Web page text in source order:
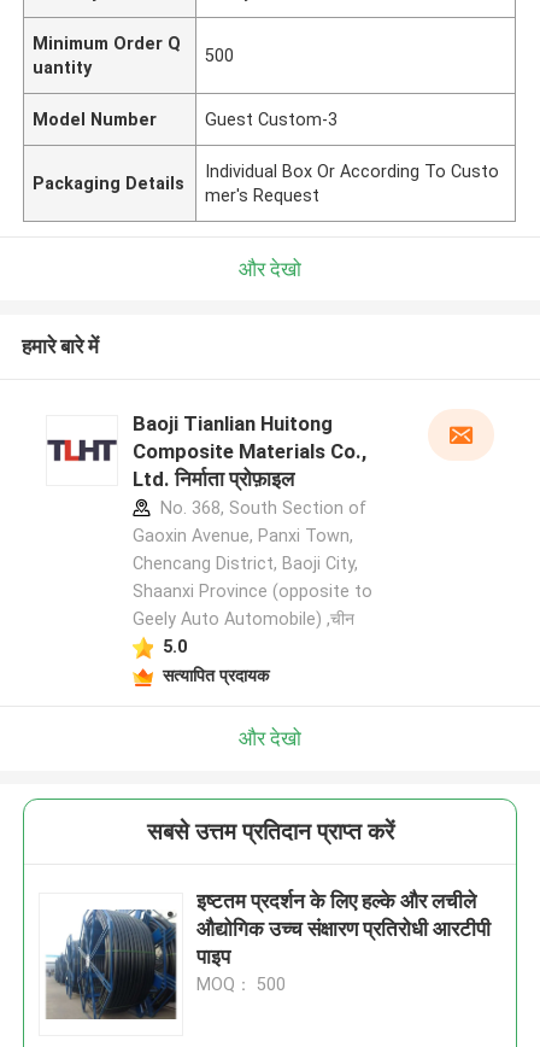
Minimum Order Q
uantity
500
Model Number Guest Custom-3
Packaging Details
Individual Box Or According To Custo
mer's Request
और देखो
हमारे बारे में
Baoji Tianlian Huitong
Composite Materials Co.,
Ltd. निर्माता प्रोफ़ाइल
No. 368, South Section of
Gaoxin Avenue, Panxi Town,
Chencang District, Baoji City,
Shaanxi Province (opposite to
Geely Auto Automobile) ,चीन
5.0
सत्यापित प्रदायक
और देखो
सबसे उत्तम प्रतिदान प्राप्त करें
इष्टतम प्रदर्शन के लिए हल्के और लचीले
औद्योगिक उच्च संक्षारण प्रतिरोधी आरटीपी
पाइप
MOQ： 500